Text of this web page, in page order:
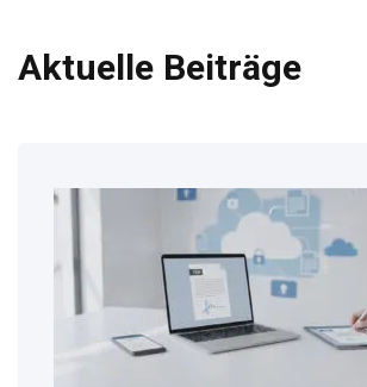
Aktuelle Beiträge